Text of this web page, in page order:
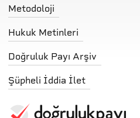
Metodoloji
Hukuk Metinleri
Doğruluk Payı Arşiv
Şüpheli İddia İlet